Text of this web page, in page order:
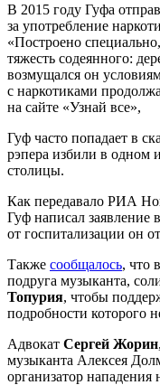
В 2015 году Гуфа
за употребление
«Построено
тяжесть содеянного:
возмущался он
с наркотиками
на сайте «Узнай все»,
Гуф часто попадает в
рэпера избили в одном
столицы.
Как передавало РИА
Гуф написал
от госпитализации он
Также сообщалось, что
подруга музыканта,
Топурия, чтобы
подробности которого
Адвокат Сергей Жорин
музыканта Алексея
организатор нападения